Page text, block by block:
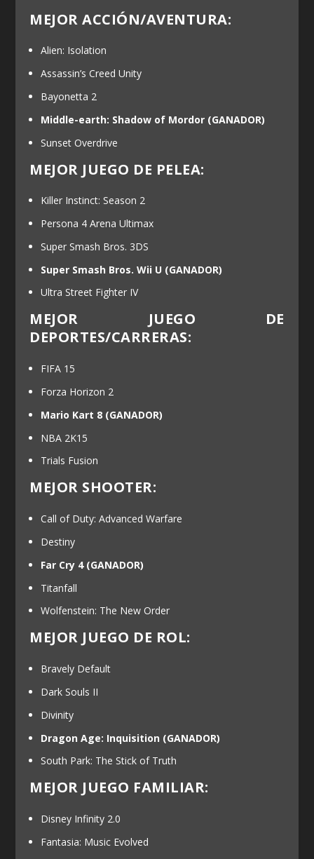
MEJOR ACCIÓN/AVENTURA:
Alien: Isolation
Assassin’s Creed Unity
Bayonetta 2
Middle-earth: Shadow of Mordor (GANADOR)
Sunset Overdrive
MEJOR JUEGO DE PELEA:
Killer Instinct: Season 2
Persona 4 Arena Ultimax
Super Smash Bros. 3DS
Super Smash Bros. Wii U (GANADOR)
Ultra Street Fighter IV
MEJOR JUEGO DE
DEPORTES/CARRERAS:
FIFA 15
Forza Horizon 2
Mario Kart 8 (GANADOR)
NBA 2K15
Trials Fusion
MEJOR SHOOTER:
Call of Duty: Advanced Warfare
Destiny
Far Cry 4 (GANADOR)
Titanfall
Wolfenstein: The New Order
MEJOR JUEGO DE ROL:
Bravely Default
Dark Souls II
Divinity
Dragon Age: Inquisition (GANADOR)
South Park: The Stick of Truth
MEJOR JUEGO FAMILIAR:
Disney Infinity 2.0
Fantasia: Music Evolved